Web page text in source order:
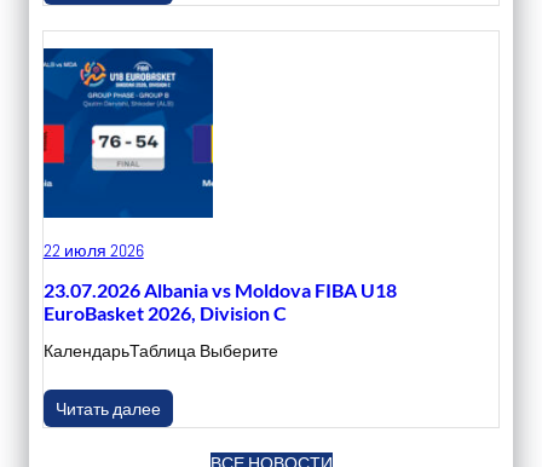
22 июля 2026
23.07.2026 Albania vs Moldova FIBA U18
EuroBasket 2026, Division C
КалендарьТаблица Выберите
Читать далее